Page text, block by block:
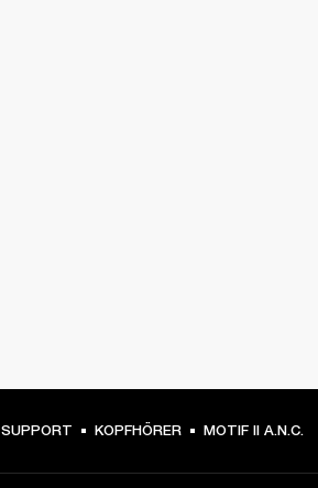
SUPPORT KOPFHÖRER MOTIF II A.N.C.